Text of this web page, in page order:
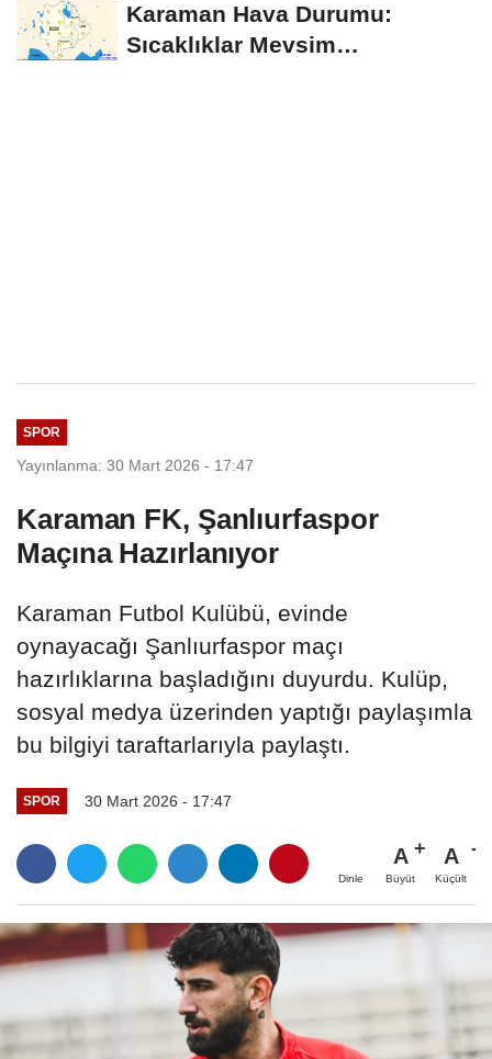
Karaman Hava Durumu:
Sıcaklıklar Mevsim
SPOR
Yayınlanma: 30 Mart 2026 - 17:47
Karaman FK, Şanlıurfaspor
Maçına Hazırlanıyor
Karaman Futbol Kulübü, evinde
oynayacağı Şanlıurfaspor maçı
hazırlıklarına başladığını duyurdu. Kulüp,
sosyal medya üzerinden yaptığı paylaşımla
bu bilgiyi taraftarlarıyla paylaştı.
SPOR 30 Mart 2026 - 17:47
Dinle
A
Büyüt
A
Küçült